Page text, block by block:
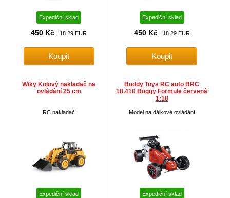
Expediční sklad
450 Kč 18.29 EUR
Expediční sklad
450 Kč 18.29 EUR
Wiky Kolový nakladač na
ovládání 25 cm
RC nakladač
Expediční sklad
Buddy Toys RC auto BRC
18.410 Buggy Formule červená
1:18
Model na dálkové ovládání
Expediční sklad